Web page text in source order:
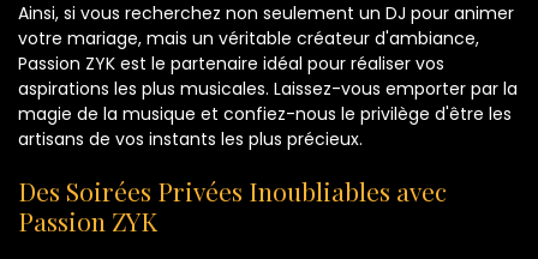
Ainsi, si vous recherchez non seulement un DJ pour animer
votre mariage, mais un véritable créateur d'ambiance,
Passion ZYK est le partenaire idéal pour réaliser vos
aspirations les plus musicales. Laissez-vous emporter par la
magie de la musique et confiez-nous le privilège d'être les
artisans de vos instants les plus précieux.
Des Soirées Privées Inoubliables avec
Passion ZYK